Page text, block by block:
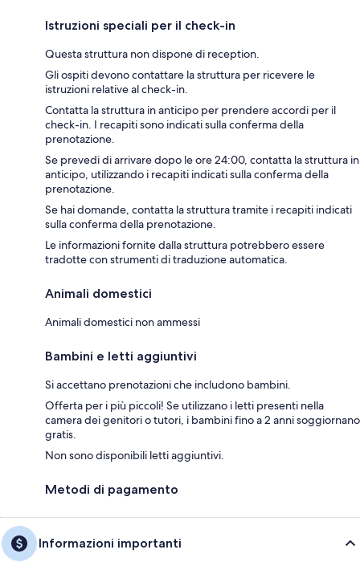
Istruzioni speciali per il check-in
Questa struttura non dispone di reception.
Gli ospiti devono contattare la struttura per ricevere le
istruzioni relative al check-in.
Contatta la struttura in anticipo per prendere accordi per il
check-in. I recapiti sono indicati sulla conferma della
prenotazione.
Se prevedi di arrivare dopo le ore 24:00, contatta la struttura in
anticipo, utilizzando i recapiti indicati sulla conferma della
prenotazione.
Se hai domande, contatta la struttura tramite i recapiti indicati
sulla conferma della prenotazione.
Le informazioni fornite dalla struttura potrebbero essere
tradotte con strumenti di traduzione automatica.
Animali domestici
Animali domestici non ammessi
Bambini e letti aggiuntivi
Si accettano prenotazioni che includono bambini.
Offerta per i più piccoli! Se utilizzano i letti presenti nella
camera dei genitori o tutori, i bambini fino a 2 anni soggiornano
gratis.
Non sono disponibili letti aggiuntivi.
Metodi di pagamento
Informazioni importanti